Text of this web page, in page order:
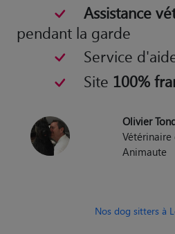
Assistance
pendant la garde
Service
Site 100%
Olivier
Animaute
Nos dog sitters à